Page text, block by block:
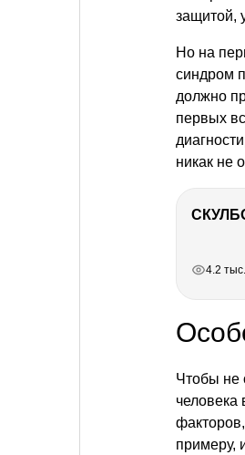
защитой,
Но на
синдром
должно
первых
никак не
4.2
Чтобы не
человека
примеру,